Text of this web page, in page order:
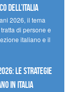
DELL’ITALIA
2026, il tema
di persone e
italiano e il
LE STRATEGIE
IN ITALIA